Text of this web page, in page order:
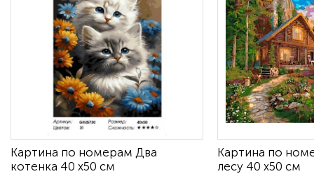
Картина по номерам Два
котенка 40 х50 см
Картина по
лесу 40 х50 см